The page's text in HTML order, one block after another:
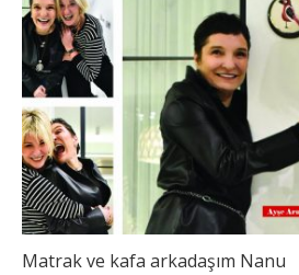
Matrak ve kafa arkadaşım Nanu